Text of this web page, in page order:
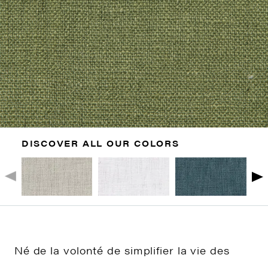
DISCOVER ALL OUR COLORS
Né de la volonté de simplifier la vie des